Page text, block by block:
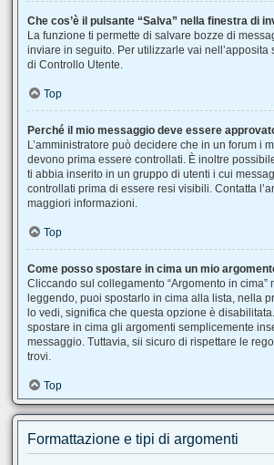
Che cos’è il pulsante “Salva” nella finestra di
La funzione ti permette di salvare bozze di
inviare in seguito. Per utilizzarle vai
di Controllo Utente.
Top
Perché il mio messaggio deve essere
L’amministratore può decidere che in un forum i
devono prima essere controllati. È inoltre
ti abbia inserito in un gruppo di utenti i cui
controllati prima di essere resi visibili. Contatta
maggiori informazioni.
Top
Come posso spostare in cima un mio
Cliccando sul collegamento “Argomento in cima”
leggendo, puoi spostarlo in cima alla lista, nella
lo vedi, significa che questa opzione è
spostare in cima gli argomenti semplicemente
messaggio. Tuttavia, sii sicuro di rispettare le
trovi.
Top
Formattazione e tipi di argomenti